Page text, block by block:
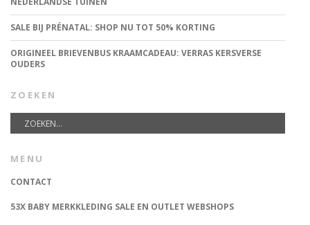
SALE BIJ PRÉNATAL: SHOP NU TOT 50% KORTING
ORIGINEEL BRIEVENBUS KRAAMCADEAU: VERRAS KERSVERSE
OUDERS
ZOEKEN
MENU
CONTACT
53X BABY MERKKLEDING SALE EN OUTLET WEBSHOPS